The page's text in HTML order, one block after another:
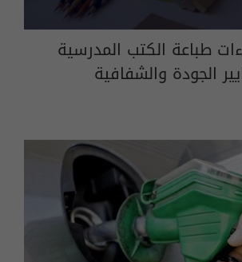
طباعة الكتب المدرسية
الجودة والشفافية